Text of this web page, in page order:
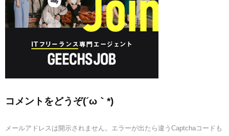
コメントをどうぞ(´ω｀*)
メールアドレスは開示されません。エラーが出たら違うCaptchaコードも